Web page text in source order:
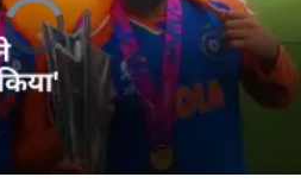
Video
Player
is
loading.